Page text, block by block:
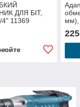
ДЛЯ БІТ,
11369
мм),
225